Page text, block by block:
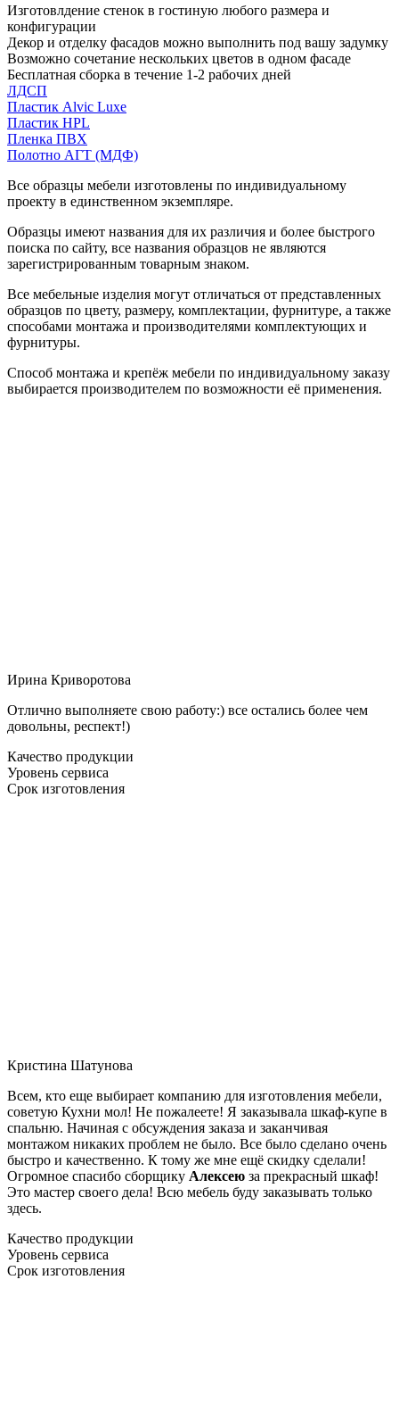
Изготовлдение стенок в гостиную любого размера и
конфигурации
Декор и отделку фасадов можно выполнить под вашу задумку
Возможно сочетание нескольких цветов в одном фасаде
Бесплатная сборка в течение 1-2 рабочих дней
ЛДСП
Пластик Alvic Luxe
Пластик HPL
Пленка ПВХ
Полотно АГТ (МДФ)
Все образцы мебели изготовлены по индивидуальному
проекту в единственном экземпляре.
Образцы имеют названия для их различия и более быстрого
поиска по сайту, все названия образцов не являются
зарегистрированным товарным знаком.
Все мебельные изделия могут отличаться от представленных
образцов по цвету, размеру, комплектации, фурнитуре, а также
способами монтажа и производителями комплектующих и
фурнитуры.
Способ монтажа и крепёж мебели по индивидуальному заказу
выбирается производителем по возможности её применения.
Ирина Криворотова
Отлично выполняете свою работу:) все остались более чем
довольны, респект!)
Качество продукции
Уровень сервиса
Срок изготовления
Кристина Шатунова
Всем, кто еще выбирает компанию для изготовления мебели,
советую Кухни мол! Не пожалеете! Я заказывала шкаф-купе в
спальню. Начиная с обсуждения заказа и заканчивая
монтажом никаких проблем не было. Все было сделано очень
быстро и качественно. К тому же мне ещё скидку сделали!
Огромное спасибо сборщику Алексею за прекрасный шкаф!
Это мастер своего дела! Всю мебель буду заказывать только
здесь.
Качество продукции
Уровень сервиса
Срок изготовления